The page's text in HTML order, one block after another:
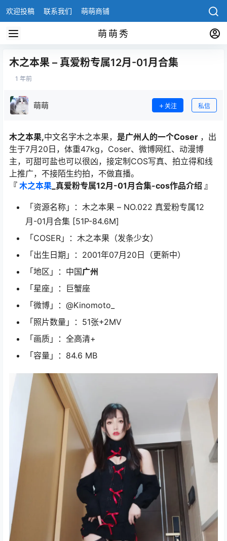
欢迎投稿 联系我们 萌萌商铺
萌萌秀
木之本果 – 真爱粉专属12月-01月合集
1 年前
萌萌 关注 私信
木之本果,中文名字木之本果， 是广州人的一个Coser ，出
生于7月20日，体重47kg，Coser、微博网红、动漫博
主，可甜可盐也可以很凶，接定制COS写真、拍立得和线
上推广，不接陌生约拍，不做直播。
『 木之本果 _真爱粉专属12月-01月合集-cos作品介绍 』
「资源名称」：木之本果 – NO.022 真爱粉专属12
月-01月合集 [51P-84.6M]
「COSER」：木之本果（发条少女）
「出生日期」：2001年07月20日（更新中）
「地区」：中国广州
「星座」：巨蟹座
「微博」：@Kinomoto_
「照片数量」：51张+2MV
「画质」：全高清+
「容量」：84.6 MB